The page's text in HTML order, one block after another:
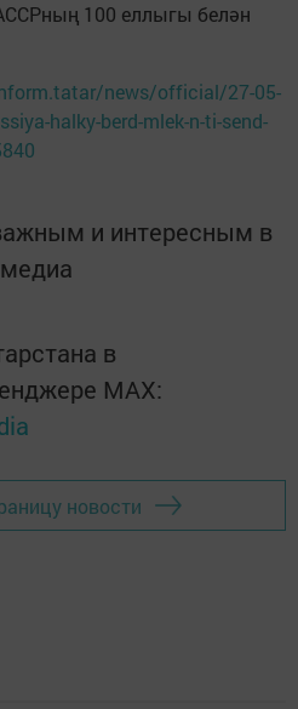
100 еллыгы белән
news/official/27-05-
halky-berd-mlek-n-ti-send-
и интересным в
в
MАХ:
новости